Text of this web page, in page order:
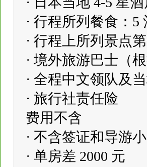
· 行程所列餐食：
· 行程上所列景点
· 境外旅游巴士（
· 全程中文领队及
· 旅行社责任险
费用不含
· 不含签证和导游
· 单房差 2000 元